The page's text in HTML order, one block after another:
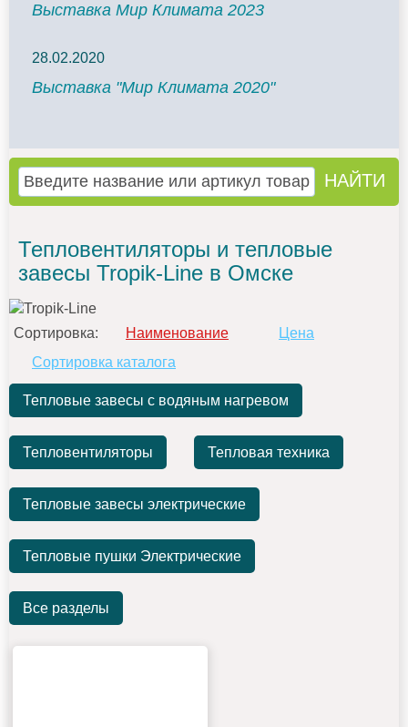
Выставка Мир Климата 2023
28.02.2020
Выставка "Мир Климата 2020"
Тепловентиляторы и тепловые
завесы Tropik-Line в Омске
Сортировка: Наименование
Цена
Сортировка каталога
Тепловые завесы с водяным нагревом
Тепловентиляторы Тепловая техника
Тепловые завесы электрические
Тепловые пушки Электрические
Все разделы